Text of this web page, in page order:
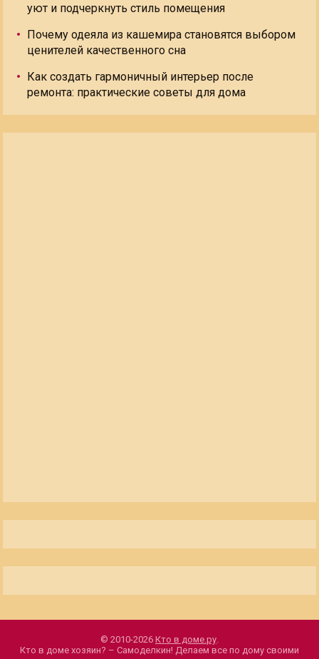
уют и подчеркнуть стиль помещения
Почему одеяла из кашемира становятся выбором
ценителей качественного сна
Как создать гармоничный интерьер после
ремонта: практические советы для дома
© 2010-2026 Кто в доме.ру.
Кто в доме хозяин? – Самоделкин! Делаем все по дому своими